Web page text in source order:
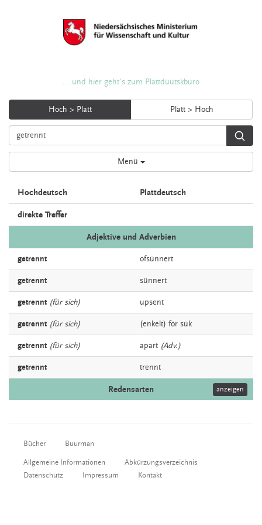
... und hier geht's zum Plattdüütskbüro
Hoch > Platt Platt > Hoch
Menü
Hochdeutsch Plattdeutsch
direkte Treffer
Adjektive und Adverbien
getrennt ofsünnert
getrennt sünnert
getrennt (für sich) upsent
getrennt (für sich) (enkelt) för sük
getrennt (für sich) apart (Adv.)
getrennt trennt
Redensarten anzeigen
Bücher Buurman
Allgemeine Informationen
Abkürzungsverzeichnis
Datenschutz
Impressum Kontakt